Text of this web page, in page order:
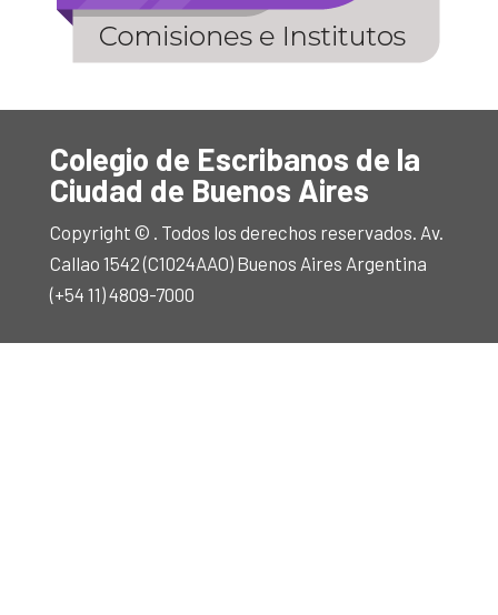
Colegio de Escribanos de la
Ciudad de Buenos Aires
Copyright © . Todos los derechos reservados. Av.
Callao 1542 (C1024AAO) Buenos Aires Argentina
(+54 11) 4809-7000